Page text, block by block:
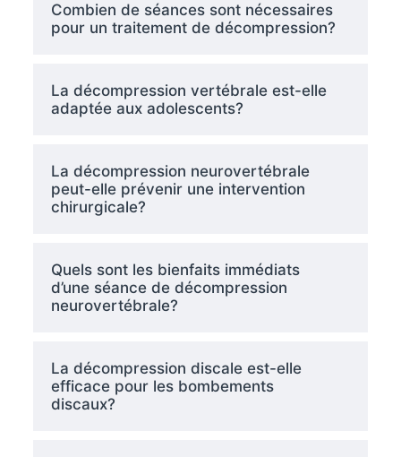
Combien de séances sont nécessaires
pour un traitement de décompression?
La décompression vertébrale est-elle
adaptée aux adolescents?
La décompression neurovertébrale
peut-elle prévenir une intervention
chirurgicale?
Quels sont les bienfaits immédiats
d’une séance de décompression
neurovertébrale?
La décompression discale est-elle
efficace pour les bombements
discaux?